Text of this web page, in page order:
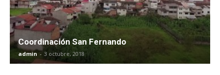
Coordinación San Fernando
admin - 3 octubre, 2018